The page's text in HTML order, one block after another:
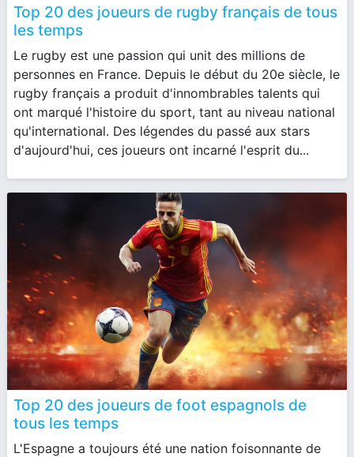
Top 20 des joueurs de rugby français de tous
les temps
Le rugby est une passion qui unit des millions de
personnes en France. Depuis le début du 20e siècle, le
rugby français a produit d'innombrables talents qui
ont marqué l'histoire du sport, tant au niveau national
qu'international. Des légendes du passé aux stars
d'aujourd'hui, ces joueurs ont incarné l'esprit du...
Top 20 des joueurs de foot espagnols de
tous les temps
L'Espagne a toujours été une nation foisonnante de